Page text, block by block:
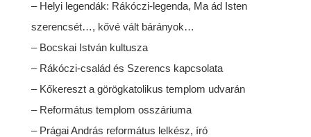
– Helyi legendák: Rákóczi-legenda, Ma ád Isten
szerencsét…, kővé vált bárányok…
– Bocskai István kultusza
– Rákóczi-család és Szerencs kapcsolata
– Kőkereszt a görögkatolikus templom udvarán
– Református templom osszáriuma
– Prágai András református lelkész, író